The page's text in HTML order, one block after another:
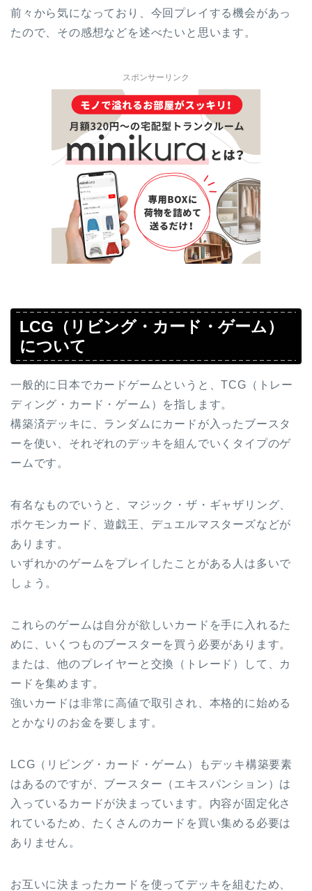
前々から気になっており、今回プレイする機会があっ
たので、その感想などを述べたいと思います。
スポンサーリンク
LCG（リビング・カード・ゲーム）
について
一般的に日本でカードゲームというと、TCG（トレー
ディング・カード・ゲーム）を指します。
構築済デッキに、ランダムにカードが入ったブースタ
ーを使い、それぞれのデッキを組んでいくタイプのゲ
ームです。
有名なものでいうと、マジック・ザ・ギャザリング、
ポケモンカード、遊戯王、デュエルマスターズなどが
あります。
いずれかのゲームをプレイしたことがある人は多いで
しょう。
これらのゲームは自分が欲しいカードを手に入れるた
めに、いくつものブースターを買う必要があります。
または、他のプレイヤーと交換（トレード）して、カ
ードを集めます。
強いカードは非常に高値で取引され、本格的に始める
とかなりのお金を要します。
LCG（リビング・カード・ゲーム）もデッキ構築要素
はあるのですが、ブースター（エキスパンション）は
入っているカードが決まっています。内容が固定化さ
れているため、たくさんのカードを買い集める必要は
ありません。
お互いに決まったカードを使ってデッキを組むため、